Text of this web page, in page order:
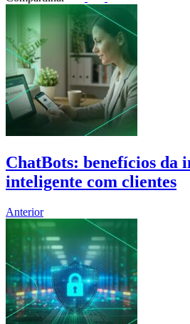
ChatBots: benefícios da
inteligente com clientes
Anterior